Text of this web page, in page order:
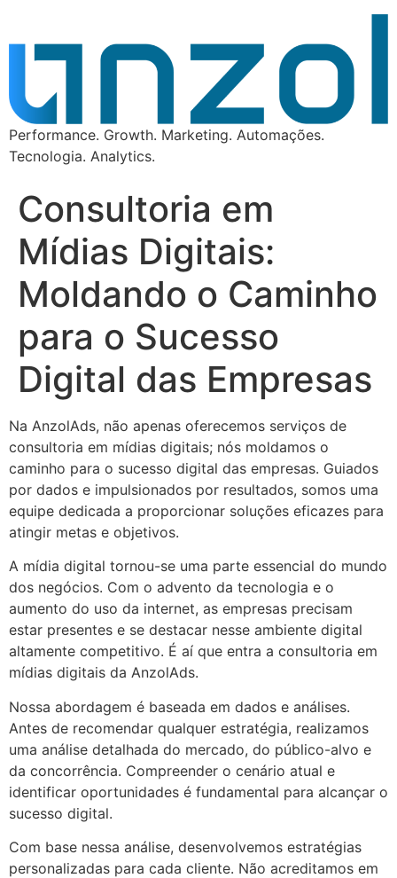
Performance. Growth. Marketing. Automações.
Tecnologia. Analytics.
Consultoria em
Mídias Digitais:
Moldando o Caminho
para o Sucesso
Digital das Empresas
Na AnzolAds, não apenas oferecemos serviços de
consultoria em mídias digitais; nós moldamos o
caminho para o sucesso digital das empresas. Guiados
por dados e impulsionados por resultados, somos uma
equipe dedicada a proporcionar soluções eficazes para
atingir metas e objetivos.
A mídia digital tornou-se uma parte essencial do mundo
dos negócios. Com o advento da tecnologia e o
aumento do uso da internet, as empresas precisam
estar presentes e se destacar nesse ambiente digital
altamente competitivo. É aí que entra a consultoria em
mídias digitais da AnzolAds.
Nossa abordagem é baseada em dados e análises.
Antes de recomendar qualquer estratégia, realizamos
uma análise detalhada do mercado, do público-alvo e
da concorrência. Compreender o cenário atual e
identificar oportunidades é fundamental para alcançar o
sucesso digital.
Com base nessa análise, desenvolvemos estratégias
personalizadas para cada cliente. Não acreditamos em